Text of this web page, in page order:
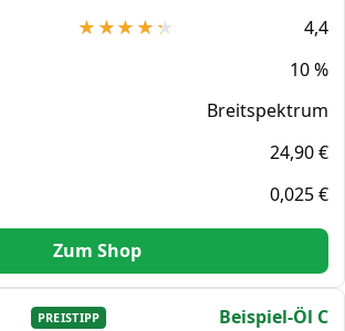
4,4
10 %
Breitspektrum
24,90 €
0,025 €
Zum Shop
PREISTIPP
Beispiel-Öl C